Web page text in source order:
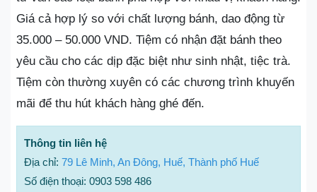
Giá cả hợp lý so với chất lượng bánh, dao động từ
35.000 – 50.000 VND. Tiệm có nhận đặt bánh theo
yêu cầu cho các dịp đặc biệt như sinh nhật, tiệc trà.
Tiệm còn thường xuyên có các chương trình khuyến
mãi để thu hút khách hàng ghé đến.
Thông tin liên hệ
Địa chỉ: 79 Lê Minh, An Đông, Huế, Thành phố Huế
Số điện thoại: 0903 598 486